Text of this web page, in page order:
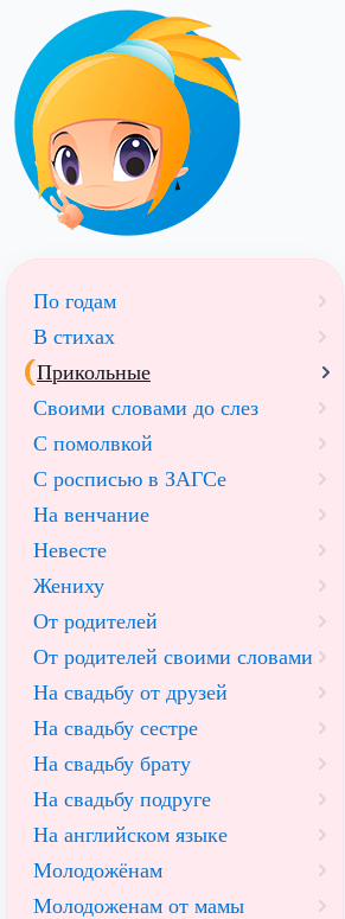
По годам
В стихах
Прикольные
Своими словами до слез
С помолвкой
С росписью в ЗАГСе
На венчание
Невесте
Жениху
От родителей
От родителей своими словами
На свадьбу от друзей
На свадьбу сестре
На свадьбу брату
На свадьбу подруге
На английском языке
Молодожёнам
Молодоженам от мамы